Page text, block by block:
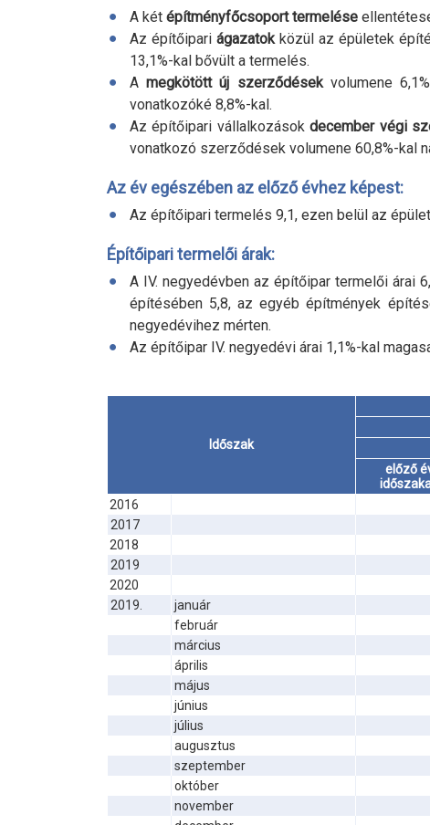
A két építményfőcsoport termelése
Az építőipari ágazatokközül az épületek
13,1%-kal bővült a termelés.
Amegkötött új szerződésekvolumene 6,1
vonatkozóké 8,8%-kal.
Az építőipari vállalkozásokdecember végi
vonatkozó szerződések volumene 60,8%-kal
Az év egészében az előző évhez képest:
Az építőipari termelés 9,1, ezen belül az
Építőipari termelői árak:
A IV. negyedévben az építőipar termelői árai
építésében 5,8, az egyéb építmények
negyedévihez mérten.
Az építőipar IV. negyedévi árai 1,1%-kal
Időszak
előző
2016
2017
2018
2019
2020
2019.
január
február
március
április
május
június
július
augusztus
szeptember
október
november